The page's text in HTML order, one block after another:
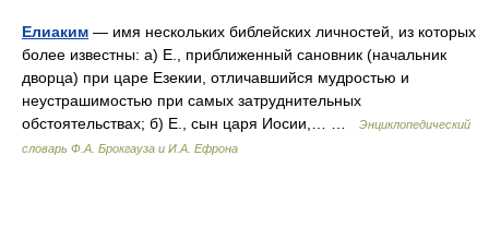
Елиаким — имя нескольких библейских личностей, из которых
более известны: а) Е., приближенный сановник (начальник
дворца) при царе Езекии, отличавшийся мудростью и
неустрашимостью при самых затруднительных
обстоятельствах; б) Е., сын царя Иосии,… …
Энциклопедический
словарь Ф.А. Брокгауза и И.А. Ефрона